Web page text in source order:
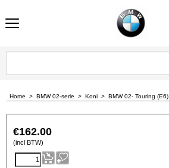
Home > BMW 02-serie > Koni > BMW 02- Touring (E6)
€162.00
(incl BTW)